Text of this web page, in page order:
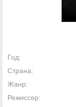
Год:
Страна:
Жанр:
Режиссер: